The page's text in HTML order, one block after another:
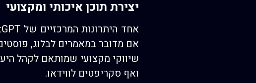
יצירת תוכן איכותי ומקצועי
אם מדובר במאמרים לבלוג,
שיווקי מקצועי שמותאם לקהל
ואף סקריפטים לווידאו.